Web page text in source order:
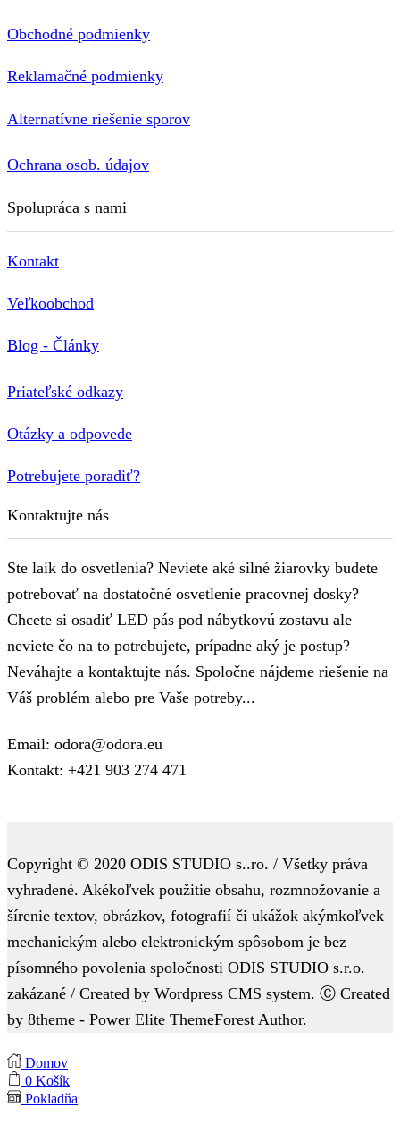
Obchodné podmienky
Reklamačné podmienky
Alternatívne riešenie sporov
Ochrana osob. údajov
Spolupráca s nami
Kontakt
Veľkoobchod
Blog - Články
Priateľské odkazy
Otázky a odpovede
Potrebujete poradiť?
Kontaktujte nás
Ste laik do osvetlenia? Neviete aké silné žiarovky budete
potrebovať na dostatočné osvetlenie pracovnej dosky?
Chcete si osadiť LED pás pod nábytkovú zostavu ale
neviete čo na to potrebujete, prípadne aký je postup?
Neváhajte a kontaktujte nás. Spoločne nájdeme riešenie na
Váš problém alebo pre Vaše potreby...
Email: odora@odora.eu
Kontakt: +421 903 274 471
Copyright © 2020 ODIS STUDIO s..ro. / Všetky práva
vyhradené. Akékoľvek použitie obsahu, rozmnožovanie a
šírenie textov, obrázkov, fotografií či ukážok akýmkoľvek
mechanickým alebo elektronickým spôsobom je bez
písomného povolenia spoločnosti ODIS STUDIO s.r.o.
zakázané / Created by Wordpress CMS system. Ⓒ Created
by 8theme - Power Elite ThemeForest Author.
Domov
0 Košík
Pokladňa